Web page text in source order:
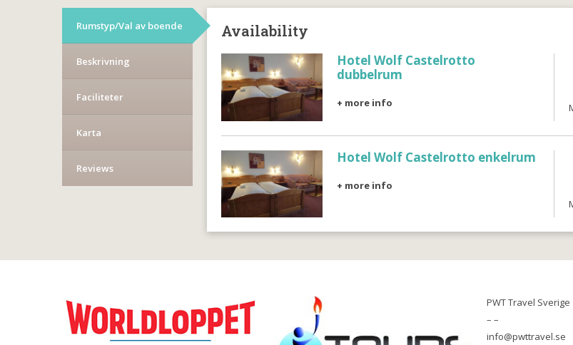
Rumstyp/Val av boende
Beskrivning
Faciliteter
Karta
Reviews
Availability
Hotel Wolf Castelrotto
dubbelrum
+ more info
Hotel Wolf Castelrotto enkelrum
+ more info
PWT Travel Sverige
– –
info@pwttravel.se